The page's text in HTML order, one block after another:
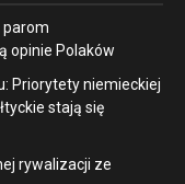
parom
opinie Polaków
Priorytety niemieckiej
stają się
rywalizacji ze